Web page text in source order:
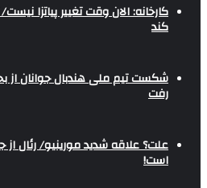
کارخانه: الان وقت تغییر پیاتزا
کند
شکست تیم ملی هندبال جوانان
رفت
علت؟ علاقه شدید مورینیو/ رئال
است!